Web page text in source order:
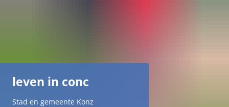
leven in conc
Stad en gemeente Konz